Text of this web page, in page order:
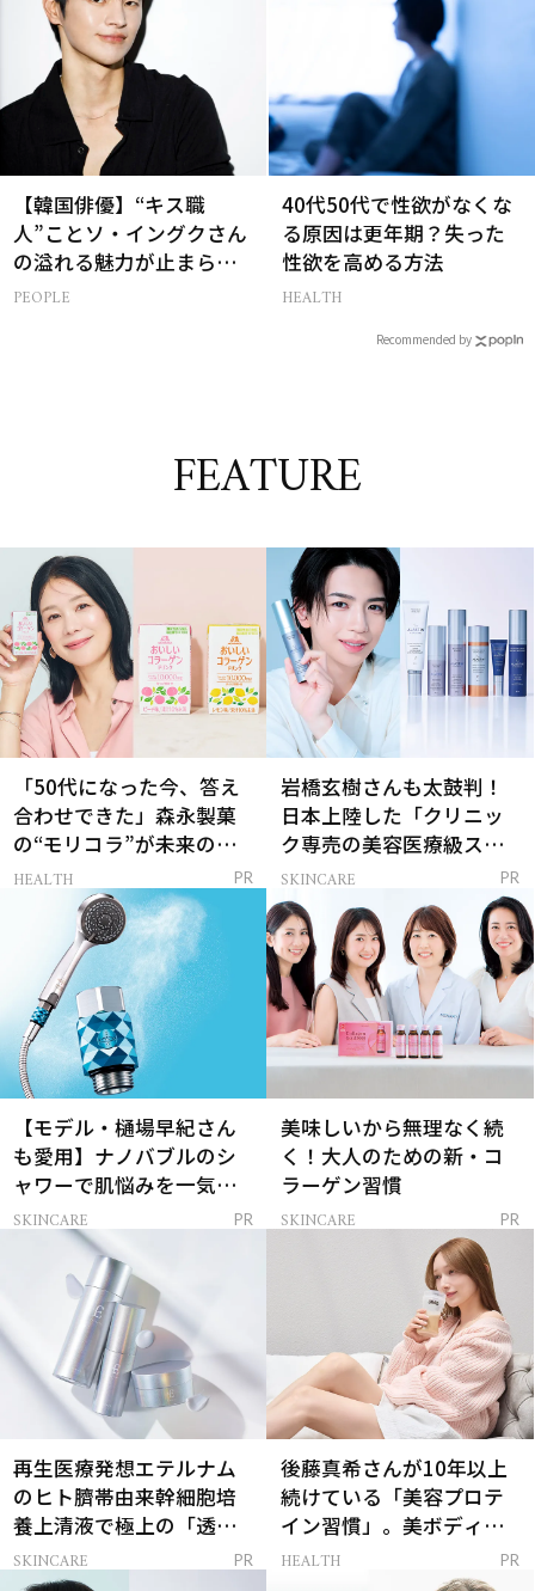
【韓国俳優】“キス職
人”ことソ・イングクさん
の溢れる魅力が止まらな
い【特別画像集】
PEOPLE
40代50代で性欲がなくな
る原因は更年期？失った
性欲を高める方法
HEALTH
Recommended by
FEATURE
「50代になった今、答え
合わせできた」森永製菓
の“モリコラ”が未来のキ
レイを連れてくる！
HEALTH PR
岩橋玄樹さんも太鼓判！
日本上陸した「クリニッ
ク専売の美容医療級スキ
ンケア」
SKINCARE PR
【モデル・樋場早紀さん
も愛用】ナノバブルのシ
ャワーで肌悩みを一気に
解決
SKINCARE PR
美味しいから無理なく続
く！大人のための新・コ
ラーゲン習慣
SKINCARE PR
再生医療発想エテルナム
のヒト臍帯由来幹細胞培
養上清液で極上の「透明
感ハリ肌」へ
SKINCARE PR
後藤真希さんが10年以上
続けている「美容プロテ
イン習慣」。美ボディを
支える朝ルーティンと
HEALTH PR